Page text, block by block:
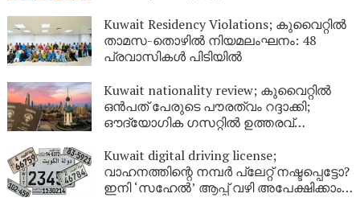
Kuwait Residency Violations; കുവൈറ്റിൽ
താമസ-തൊഴിൽ നിയമലംഘനം: 48
പ്രവാസികൾ പിടിയിൽ
Kuwait nationality review; കുവൈറ്റിൽ
ഒൻപത് പേരുടെ പൗരത്വം റദ്ദാക്കി;
ഔദ്യോഗിക ഗസറ്റിൽ ഉത്തരവ്
Kuwait digital driving license;
വാഹനത്തിന്റെ നമ്പര്‍ പ്ലേറ്റ് നഷ്ടപ്പെട്ടോ?
ഇനി ‘സഹേൽ’ ആപ്പ് വഴി അപേക്ഷിക്കാം;